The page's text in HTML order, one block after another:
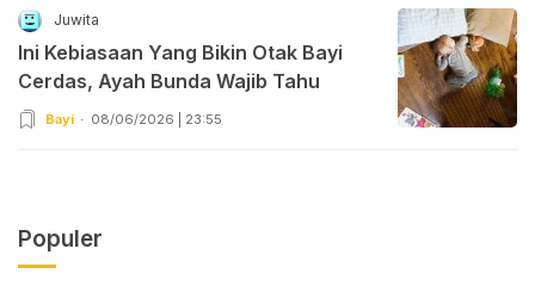
Juwita
Ini Kebiasaan Yang Bikin Otak Bayi
Cerdas, Ayah Bunda Wajib Tahu
Bayi 08/06/2026 | 23:55
Populer